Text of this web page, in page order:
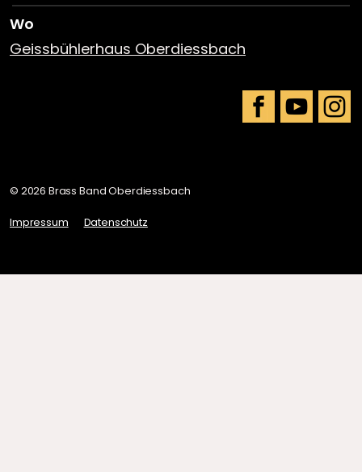
Wo
Geissbühlerhaus Oberdiessbach
© 2026 Brass Band Oberdiessbach
Impressum Datenschutz